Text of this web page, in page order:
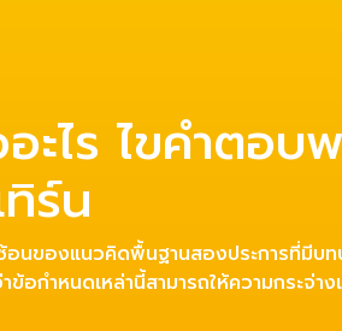
ะไร ไขคำตอ
ทิร์น
อนของแนวคิดพื้นฐานสองประการที่มี
กำหนดเหล่านี้สามารถให้ความกระจ่า